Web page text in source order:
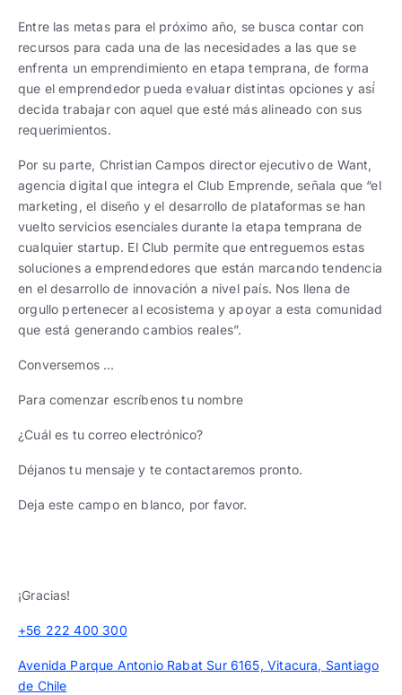
Entre las metas para el próximo año, se busca contar con
recursos para cada una de las necesidades a las que se
enfrenta un emprendimiento en etapa temprana, de forma
que el emprendedor pueda evaluar distintas opciones y así́
decida trabajar con aquel que esté más alineado con sus
requerimientos.
Por su parte, Christian Campos director ejecutivo de Want,
agencia digital que integra el Club Emprende, señala que “el
marketing, el diseño y el desarrollo de plataformas se han
vuelto servicios esenciales durante la etapa temprana de
cualquier startup. El Club permite que entreguemos estas
soluciones a emprendedores que están marcando tendencia
en el desarrollo de innovación a nivel país. Nos llena de
orgullo pertenecer al ecosistema y apoyar a esta comunidad
que está generando cambios reales”.
Conversemos …
Para comenzar escríbenos tu nombre
¿Cuál es tu correo electrónico?
Déjanos tu mensaje y te contactaremos pronto.
Deja este campo en blanco, por favor.
¡Gracias!
+56 222 400 300
Avenida Parque Antonio Rabat Sur 6165, Vitacura, Santiago
de Chile